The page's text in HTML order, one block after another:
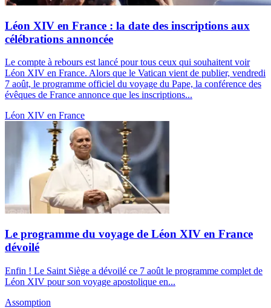
Léon XIV en France : la date des inscriptions aux
célébrations annoncée
Le compte à rebours est lancé pour tous ceux qui souhaitent voir
Léon XIV en France. Alors que le Vatican vient de publier, vendredi
7 août, le programme officiel du voyage du Pape, la conférence des
évêques de France annonce que les inscriptions...
Léon XIV en France
Le programme du voyage de Léon XIV en France
dévoilé
Enfin ! Le Saint Siège a dévoilé ce 7 août le programme complet de
Léon XIV pour son voyage apostolique en...
Assomption